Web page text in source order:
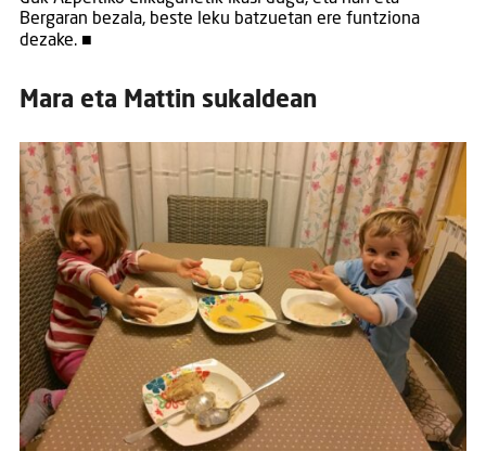
Bergaran bezala, beste leku batzuetan ere funtziona
dezake. ■
Mara eta Mattin sukaldean